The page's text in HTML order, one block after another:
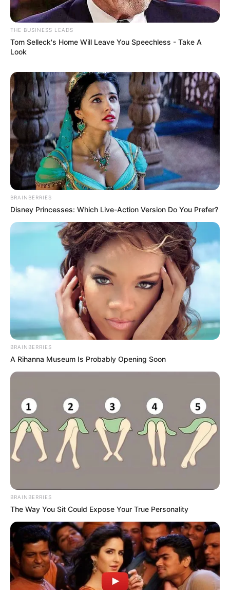
THE BUSINESS LEADS
Tom Selleck's Home Will Leave You Speechless - Take A
Look
BRAINBERRIES
Disney Princesses: Which Live-Action Version Do You Prefer?
BRAINBERRIES
A Rihanna Museum Is Probably Opening Soon
BRAINBERRIES
The Way You Sit Could Expose Your True Personality